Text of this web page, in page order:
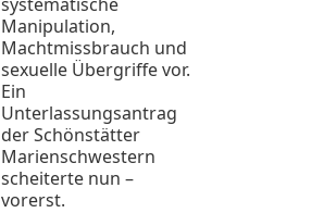
Manipulation,
Machtmissbrauch und
sexuelle Übergriffe vor.
Ein
Unterlassungsantrag
der Schönstätter
Marienschwestern
scheiterte nun –
vorerst.